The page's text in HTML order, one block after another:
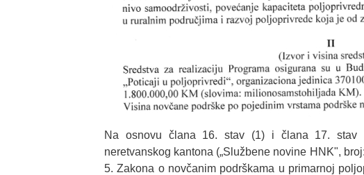
Na osnovu člana 16. stav (1) i člana 17. stav
neretvanskog kantona („Službene novine HNK",
5. Zakona o novčanim podrškama u primarnoj